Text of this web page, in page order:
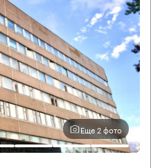
Еще 2 фото